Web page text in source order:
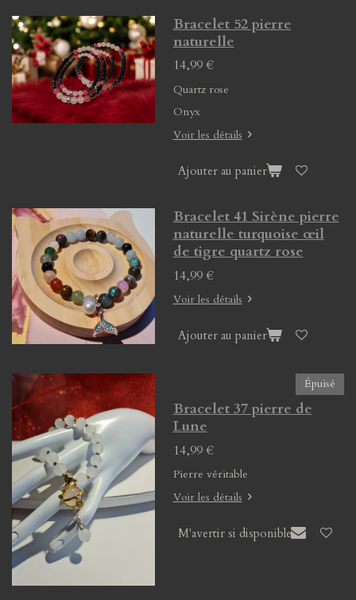
Bracelet 52 pierre
naturelle
14,99 €
Quartz rose
Onyx
Voir les détails
Ajouter au panier
Bracelet 41 Sirène pierre
naturelle turquoise œil
de tigre quartz rose
14,99 €
Voir les détails
Ajouter au panier
Épuisé
Bracelet 37 pierre de
Lune
14,99 €
Pierre véritable
Voir les détails
M'avertir si disponible